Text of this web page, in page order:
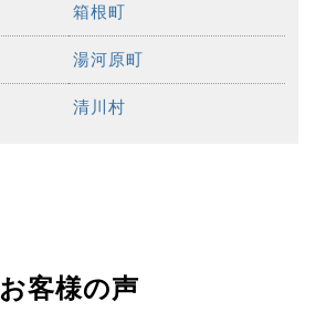
箱根町
湯河原町
清川村
お客様の声